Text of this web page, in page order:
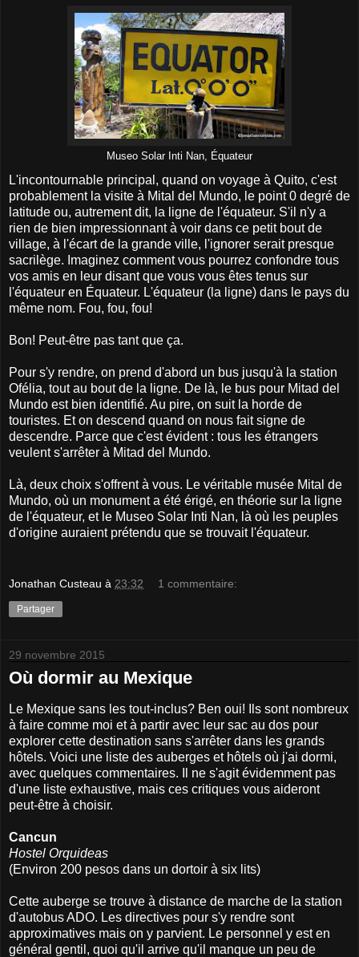
Museo Solar Inti Nan, Équateur
L'incontournable principal, quand on voyage à Quito, c'est
probablement la visite à Mital del Mundo, le point 0 degré de
latitude ou, autrement dit, la ligne de l'équateur. S'il n'y a
rien de bien impressionnant à voir dans ce petit bout de
village, à l'écart de la grande ville, l'ignorer serait presque
sacrilège. Imaginez comment vous pourrez confondre tous
vos amis en leur disant que vous vous êtes tenus sur
l'équateur en Équateur. L'équateur (la ligne) dans le pays du
même nom. Fou, fou, fou!
Bon! Peut-être pas tant que ça.
Pour s'y rendre, on prend d'abord un bus jusqu'à la station
Ofélia, tout au bout de la ligne. De là, le bus pour Mitad del
Mundo est bien identifié. Au pire, on suit la horde de
touristes. Et on descend quand on nous fait signe de
descendre. Parce que c'est évident : tous les étrangers
veulent s'arrêter à Mitad del Mundo.
Là, deux choix s'offrent à vous. Le véritable musée Mital de
Mundo, où un monument a été érigé, en théorie sur la ligne
de l'équateur, et le Museo Solar Inti Nan, là où les peuples
d'origine auraient prétendu que se trouvait l'équateur.
Jonathan Custeau à 23:32 1 commentaire:
Partager
29 novembre 2015
Où dormir au Mexique
Le Mexique sans les tout-inclus? Ben oui! Ils sont nombreux
à faire comme moi et à partir avec leur sac au dos pour
explorer cette destination sans s'arrêter dans les grands
hôtels. Voici une liste des auberges et hôtels où j'ai dormi,
avec quelques commentaires. Il ne s'agit évidemment pas
d'une liste exhaustive, mais ces critiques vous aideront
peut-être à choisir.
Cancun
Hostel Orquideas
(Environ 200 pesos dans un dortoir à six lits)
Cette auberge se trouve à distance de marche de la station
d'autobus ADO. Les directives pour s'y rendre sont
approximatives mais on y parvient. Le personnel y est en
général gentil, quoi qu'il arrive qu'il manque un peu de